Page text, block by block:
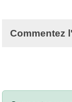
Commentez